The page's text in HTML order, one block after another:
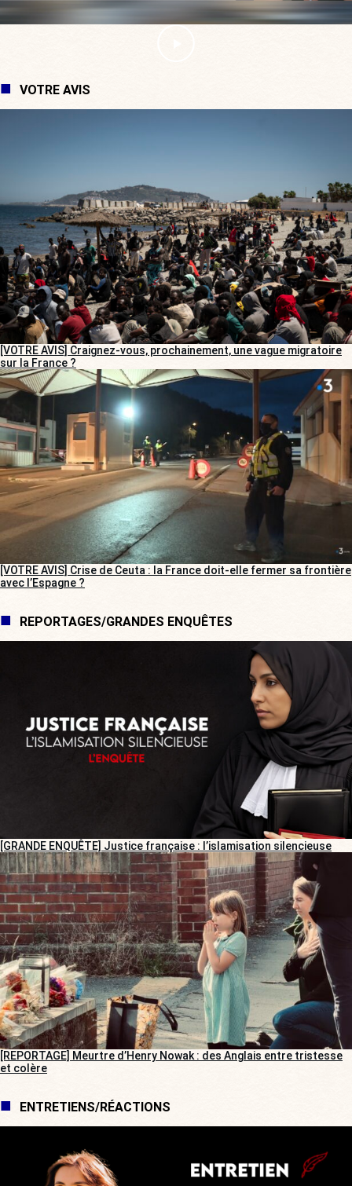
VOTRE AVIS
[VOTRE AVIS] Craignez-vous, prochainement, une vague migratoire
sur la France ?
[VOTRE AVIS] Crise de Ceuta : la France doit-elle fermer sa frontière
avec l’Espagne ?
REPORTAGES/GRANDES ENQUÊTES
[GRANDE ENQUÊTE] Justice française : l’islamisation silencieuse
[REPORTAGE] Meurtre d’Henry Nowak : des Anglais entre tristesse
et colère
ENTRETIENS/RÉACTIONS